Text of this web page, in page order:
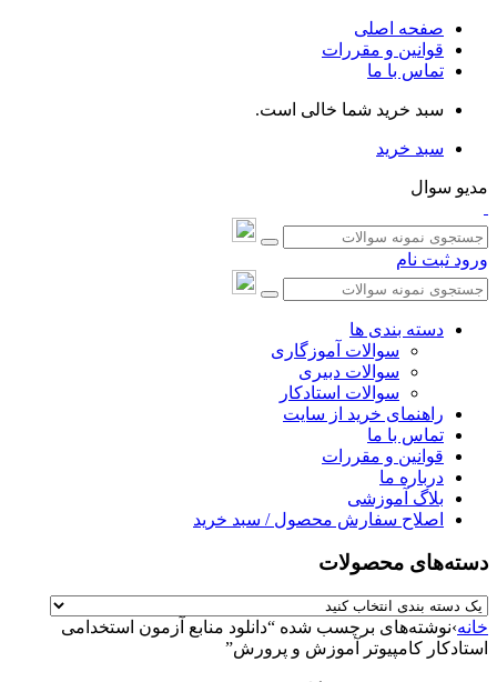
صفحه اصلی
قوانین و مقررات
تماس با ما
سبد خرید شما خالی است.
سبد خرید
مدیو سوال
ورود ثبت نام
دسته بندی ها
سوالات آموزگاری
سوالات دبیری
سوالات استادکار
راهنمای خرید از سایت
تماس با ما
قوانین و مقررات
درباره ما
بلاگ آموزشی
اصلاح سفارش محصول / سبد خرید
دسته‌های محصولات
خانه›نوشته‌های برچسب شده “دانلود منابع آزمون استخدامی
استادکار کامپیوتر آموزش و پرورش”